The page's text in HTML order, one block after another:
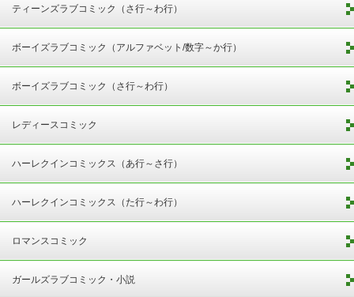
ティーンズラブコミック（さ行～わ行）
ボーイズラブコミック（アルファベット/数字～か行）
ボーイズラブコミック（さ行～わ行）
レディースコミック
ハーレクインコミックス（あ行～さ行）
ハーレクインコミックス（た行～わ行）
ロマンスコミック
ガールズラブコミック・小説